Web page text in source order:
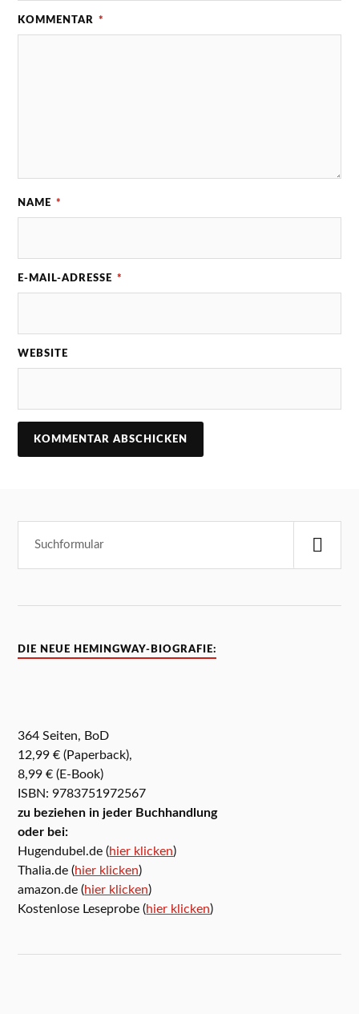
KOMMENTAR *
NAME *
E-MAIL-ADRESSE *
WEBSITE
DIE NEUE HEMINGWAY-BIOGRAFIE:
364 Seiten, BoD
12,99 € (Paperback),
8,99 € (E-Book)
ISBN: 9783751972567
zu beziehen in jeder Buchhandlung
oder bei:
Hugendubel.de (hier klicken)
Thalia.de (hier klicken)
amazon.de (hier klicken)
Kostenlose Leseprobe (hier klicken)